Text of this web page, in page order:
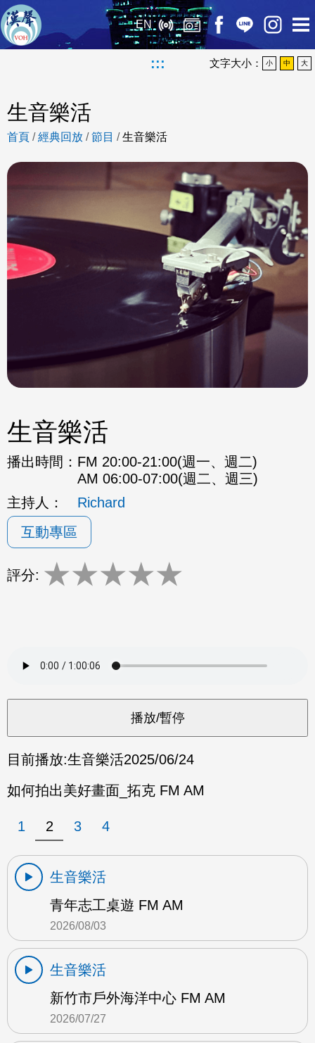
EN
::: 文字大小： 小 中 大
生音樂活
首頁 /經典回放 /節目 /生音樂活
生音樂活
播出時間： FM 20:00-21:00(週一、週二)
AM 06:00-07:00(週二、週三)
主持人：
Richard
互動專區
評分: ★★★★★
目前播放:生音樂活2025/06/24
如何拍出美好畫面_拓克 FM AM
1 2 3 4
生音樂活
青年志工桌遊 FM AM
2026/08/03
生音樂活
新竹市戶外海洋中心 FM AM
2026/07/27